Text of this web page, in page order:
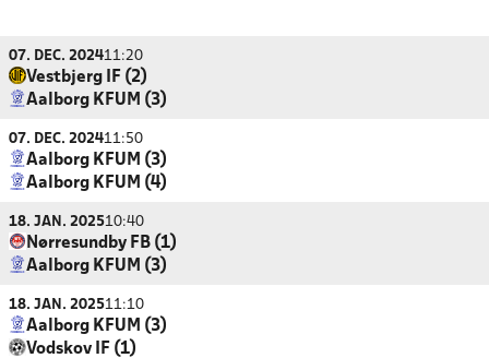
07. DEC. 202411:20
Vestbjerg IF (2)
Aalborg KFUM (3)
07. DEC. 202411:50
Aalborg KFUM (3)
Aalborg KFUM (4)
18. JAN. 202510:40
Nørresundby FB (1)
Aalborg KFUM (3)
18. JAN. 202511:10
Aalborg KFUM (3)
Vodskov IF (1)